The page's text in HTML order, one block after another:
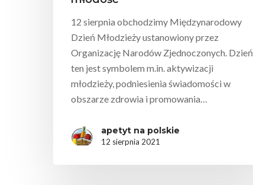
12 sierpnia obchodzimy Międzynarodowy
Dzień Młodzieży ustanowiony przez
Organizację Narodów Zjednoczonych. Dzień
ten jest symbolem m.in. aktywizacji
młodzieży, podniesienia świadomości w
obszarze zdrowia i promowania…
apetyt na polskie
12 sierpnia 2021